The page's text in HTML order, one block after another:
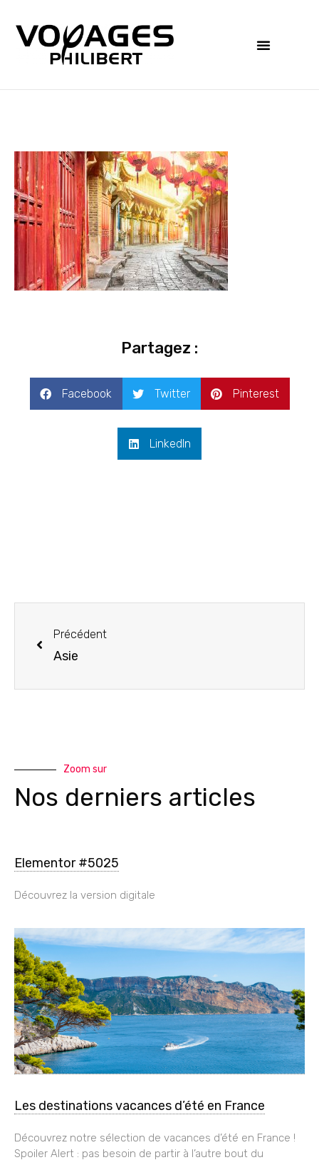
Partagez :
Facebook Twitter Pinterest
LinkedIn
Précédent
Asie
Zoom sur
Nos derniers articles
Elementor #5025
Découvrez la version digitale
Les destinations vacances d’été en France
Découvrez notre sélection de vacances d’été en France !
Spoiler Alert : pas besoin de partir à l’autre bout du